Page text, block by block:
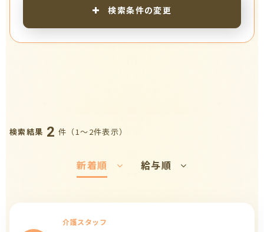
検索条件の変更
検索結果 2 件（1〜2件表示）
新着順 給与順
介護スタッフ